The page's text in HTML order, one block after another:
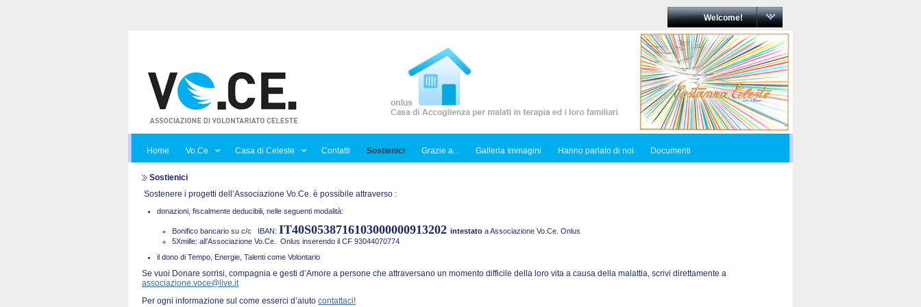
Welcome!
Home Vo.Ce Casa di Celeste Contatti Sostienici Grazie a... Galleria Immagini Hanno parlato di noi Documenti
Sostienici
Sostenere i progetti dell’Associazione Vo.Ce. è possibile attraverso :
donazioni, fiscalmente deducibili, nelle seguenti modalità:
Bonifico bancario su c/c IBAN: IT40S0538716103000000913202 intestato a Associazione Vo.Ce. Onlus
5Xmille: all’Associazione Vo.Ce. Onlus inserendo il CF 93044070774
il dono di Tempo, Energie, Talenti come Volontario
Se vuoi Donare sorrisi, compagnia e gesti d’Amore a persone che attraversano un momento difficile della loro vita a causa della malattia, scrivi direttamente a
associazione.voce@live.it
Per ogni informazione sul come esserci d’aiuto contattaci!